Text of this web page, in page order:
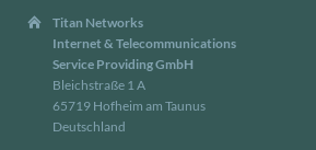
Titan Networks
Internet & Telecommunications
Service Providing GmbH
Bleichstraße 1 A
65719 Hofheim am Taunus
Deutschland